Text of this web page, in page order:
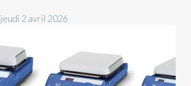
jeudi 2 avril 2026